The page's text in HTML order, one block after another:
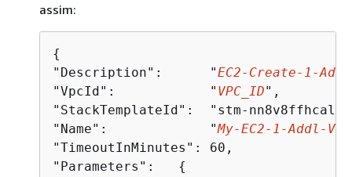
assim:
{
"Description":      "EC2-Create-1-
"VpcId":            " VPC_ID",
"StackTemplateId":  "stm-
"Name":             "My-EC2-1-Addl-
"TimeoutInMinutes": 60,
"Parameters": {